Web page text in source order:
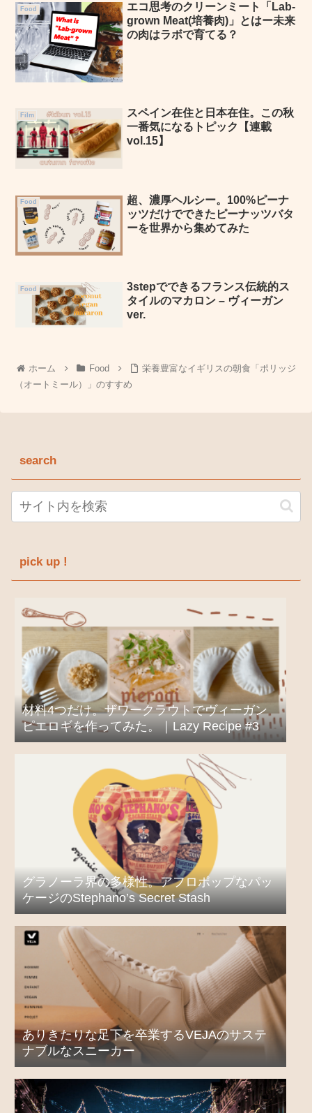
Food
エコ思考のクリーンミート「Lab-
grown Meat(培養肉)」とはー未来
の肉はラボで育てる？
Film
スペイン在住と日本在住。この秋
一番気になるトピック【連載
vol.15】
Food
超、濃厚ヘルシー。100%ピーナ
ッツだけでできたピーナッツバタ
ーを世界から集めてみた
Food
3stepでできるフランス伝統的ス
タイルのマカロン – ヴィーガン
ver.
ホーム Food
栄養豊富なイギリスの朝食「ポリッジ
（オートミール）」のすすめ
search
pick up !
材料4つだけ。ザワークラウトでヴィーガン
ピエロギを作ってみた。｜Lazy Recipe #3
グラノーラ界の多様性。アフロポップなパッ
ケージのStephano’s Secret Stash
ありきたりな足下を卒業するVEJAのサステ
ナブルなスニーカー